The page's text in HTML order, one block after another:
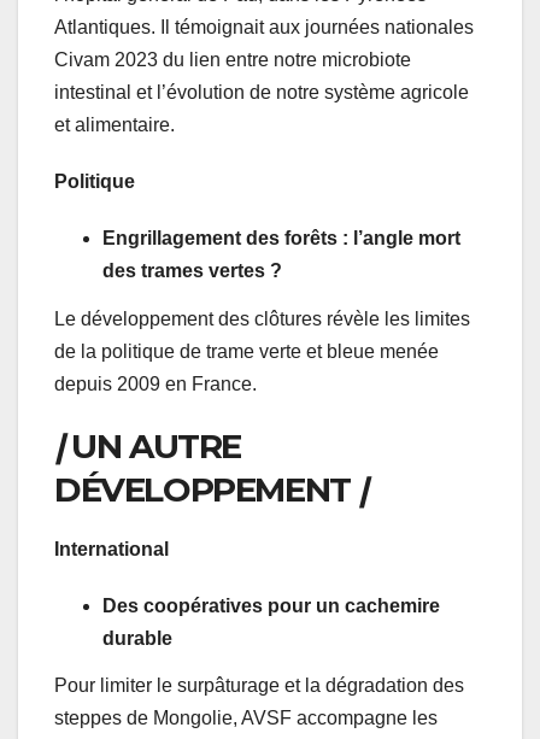
Atlantiques. Il témoignait aux journées nationales
Civam 2023 du lien entre notre microbiote
intestinal et l’évolution de notre système agricole
et alimentaire.
Politique
Engrillagement des forêts : l’angle mort
des trames vertes ?
Le développement des clôtures révèle les limites
de la politique de trame verte et bleue menée
depuis 2009 en France.
|UN AUTRE
DÉVELOPPEMENT|
International
Des coopératives pour un cachemire
durable
Pour limiter le surpâturage et la dégradation des
steppes de Mongolie, AVSF accompagne les